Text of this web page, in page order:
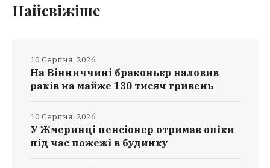
Найсвіжіше
На Вінниччині браконьєр наловив
раків на майже 130 тисяч гривень
10 Серпня, 2026
У Жмеринці пенсіонер отримав опіки
під час пожежі в будинку
10 Серпня, 2026